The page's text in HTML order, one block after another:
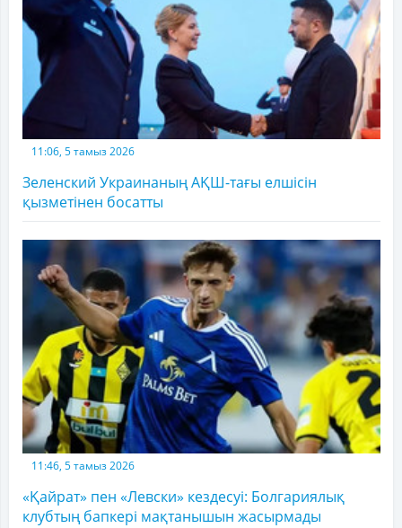
11:06, 5 тамыз 2026
Зеленский Украинаның АҚШ-тағы елшісін
қызметінен босатты
11:46, 5 тамыз 2026
«Қайрат» пен «Левски» кездесуі: Болгариялық
клубтың бапкері мақтанышын жасырмады